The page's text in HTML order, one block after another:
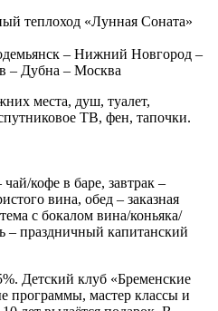
теплоход «Лунная Соната»
– Нижний Новгород –
– Дубна – Москва
места, душ, туалет,
ТВ, фен, тапочки.
кофе в баре, завтрак –
вина, обед – заказная
с бокалом вина/коньяка/
– праздничный капитанский
Детский клуб «Бременские
программы, мастер классы и